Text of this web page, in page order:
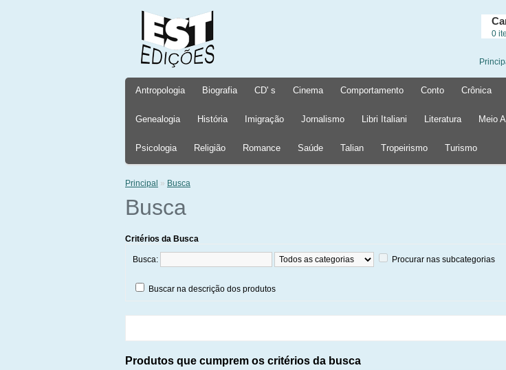
0
Antropologia Biografia CD' s Cinema Comportamento Conto Crônica
Genealogia História Imigração Jornalismo Libri Italiani Literatura Meio
Psicologia Religião Romance Saúde Talian Tropeirismo Turismo
Principal » Busca
Busca
Critérios da Busca
Busca: Procurar nas subcategorias
Buscar na descrição dos produtos
Produtos que cumprem os critérios da busca